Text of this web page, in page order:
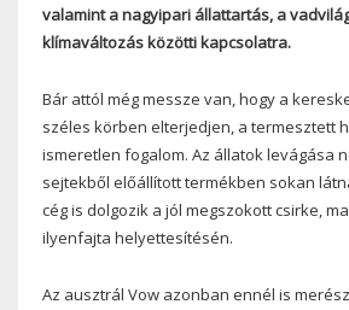
valamint a nagyipari állattartás, a
klímaváltozás közötti kapcsolatra.
Bár attól még messze van, hogy a
széles körben elterjedjen, a termesztett
ismeretlen fogalom. Az állatok levágása
sejtekből előállított termékben sokan
cég is dolgozik a jól megszokott csirke,
ilyenfajta helyettesítésén.
Az ausztrál Vow azonban ennél is